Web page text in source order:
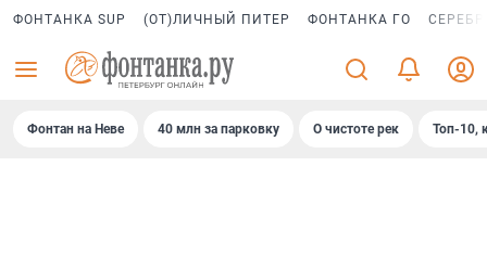
ФОНТАНКА SUP (ОТ)ЛИЧНЫЙ ПИТЕР ФОНТАНКА ГО
Фонтан на Неве 40 млн за парковку О чистоте рек Топ-10,